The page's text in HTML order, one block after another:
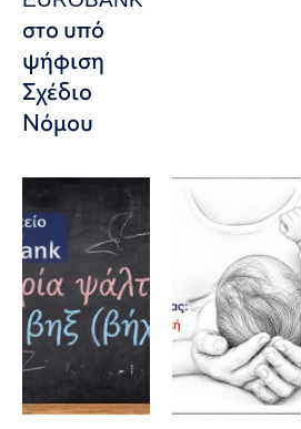
στο υπό
ψήφιση
Σχέδιο
Νόμου